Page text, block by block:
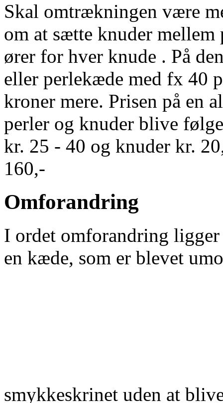
Skal omtrækningen være
om at sætte knuder mellem
ører for hver knude . På
eller perlekæde med fx 40
kroner mere. Prisen på en
perler og knuder blive
kr. 25 - 40 og knuder kr.
160,-
Omforandring
I ordet omforandring
en kæde, som er blevet
smykkeskrinet uden at